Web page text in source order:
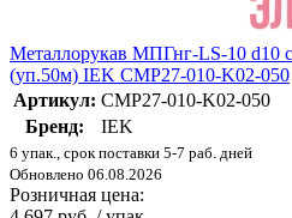
Металлорукав МПГнг-LS-10 d10
(уп.50м) IEK CMP27-010-K02-050
Артикул: CMP27-010-K02-050
Бренд:
IEK
6 упак., срок поставки 5-7 раб. дней
Обновлено 06.08.2026
Розничная цена: